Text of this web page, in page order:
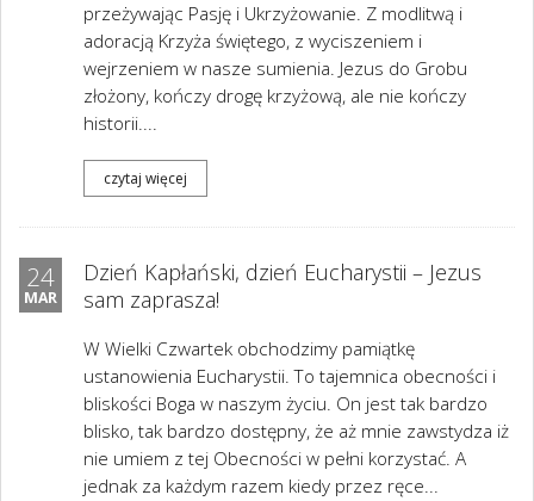
przeżywając Pasję i Ukrzyżowanie. Z modlitwą i
adoracją Krzyża świętego, z wyciszeniem i
wejrzeniem w nasze sumienia. Jezus do Grobu
złożony, kończy drogę krzyżową, ale nie kończy
historii....
czytaj więcej
24
MAR
Dzień Kapłański, dzień Eucharystii – Jezus
sam zaprasza!
W Wielki Czwartek obchodzimy pamiątkę
ustanowienia Eucharystii. To tajemnica obecności i
bliskości Boga w naszym życiu. On jest tak bardzo
blisko, tak bardzo dostępny, że aż mnie zawstydza iż
nie umiem z tej Obecności w pełni korzystać. A
jednak za każdym razem kiedy przez ręce...